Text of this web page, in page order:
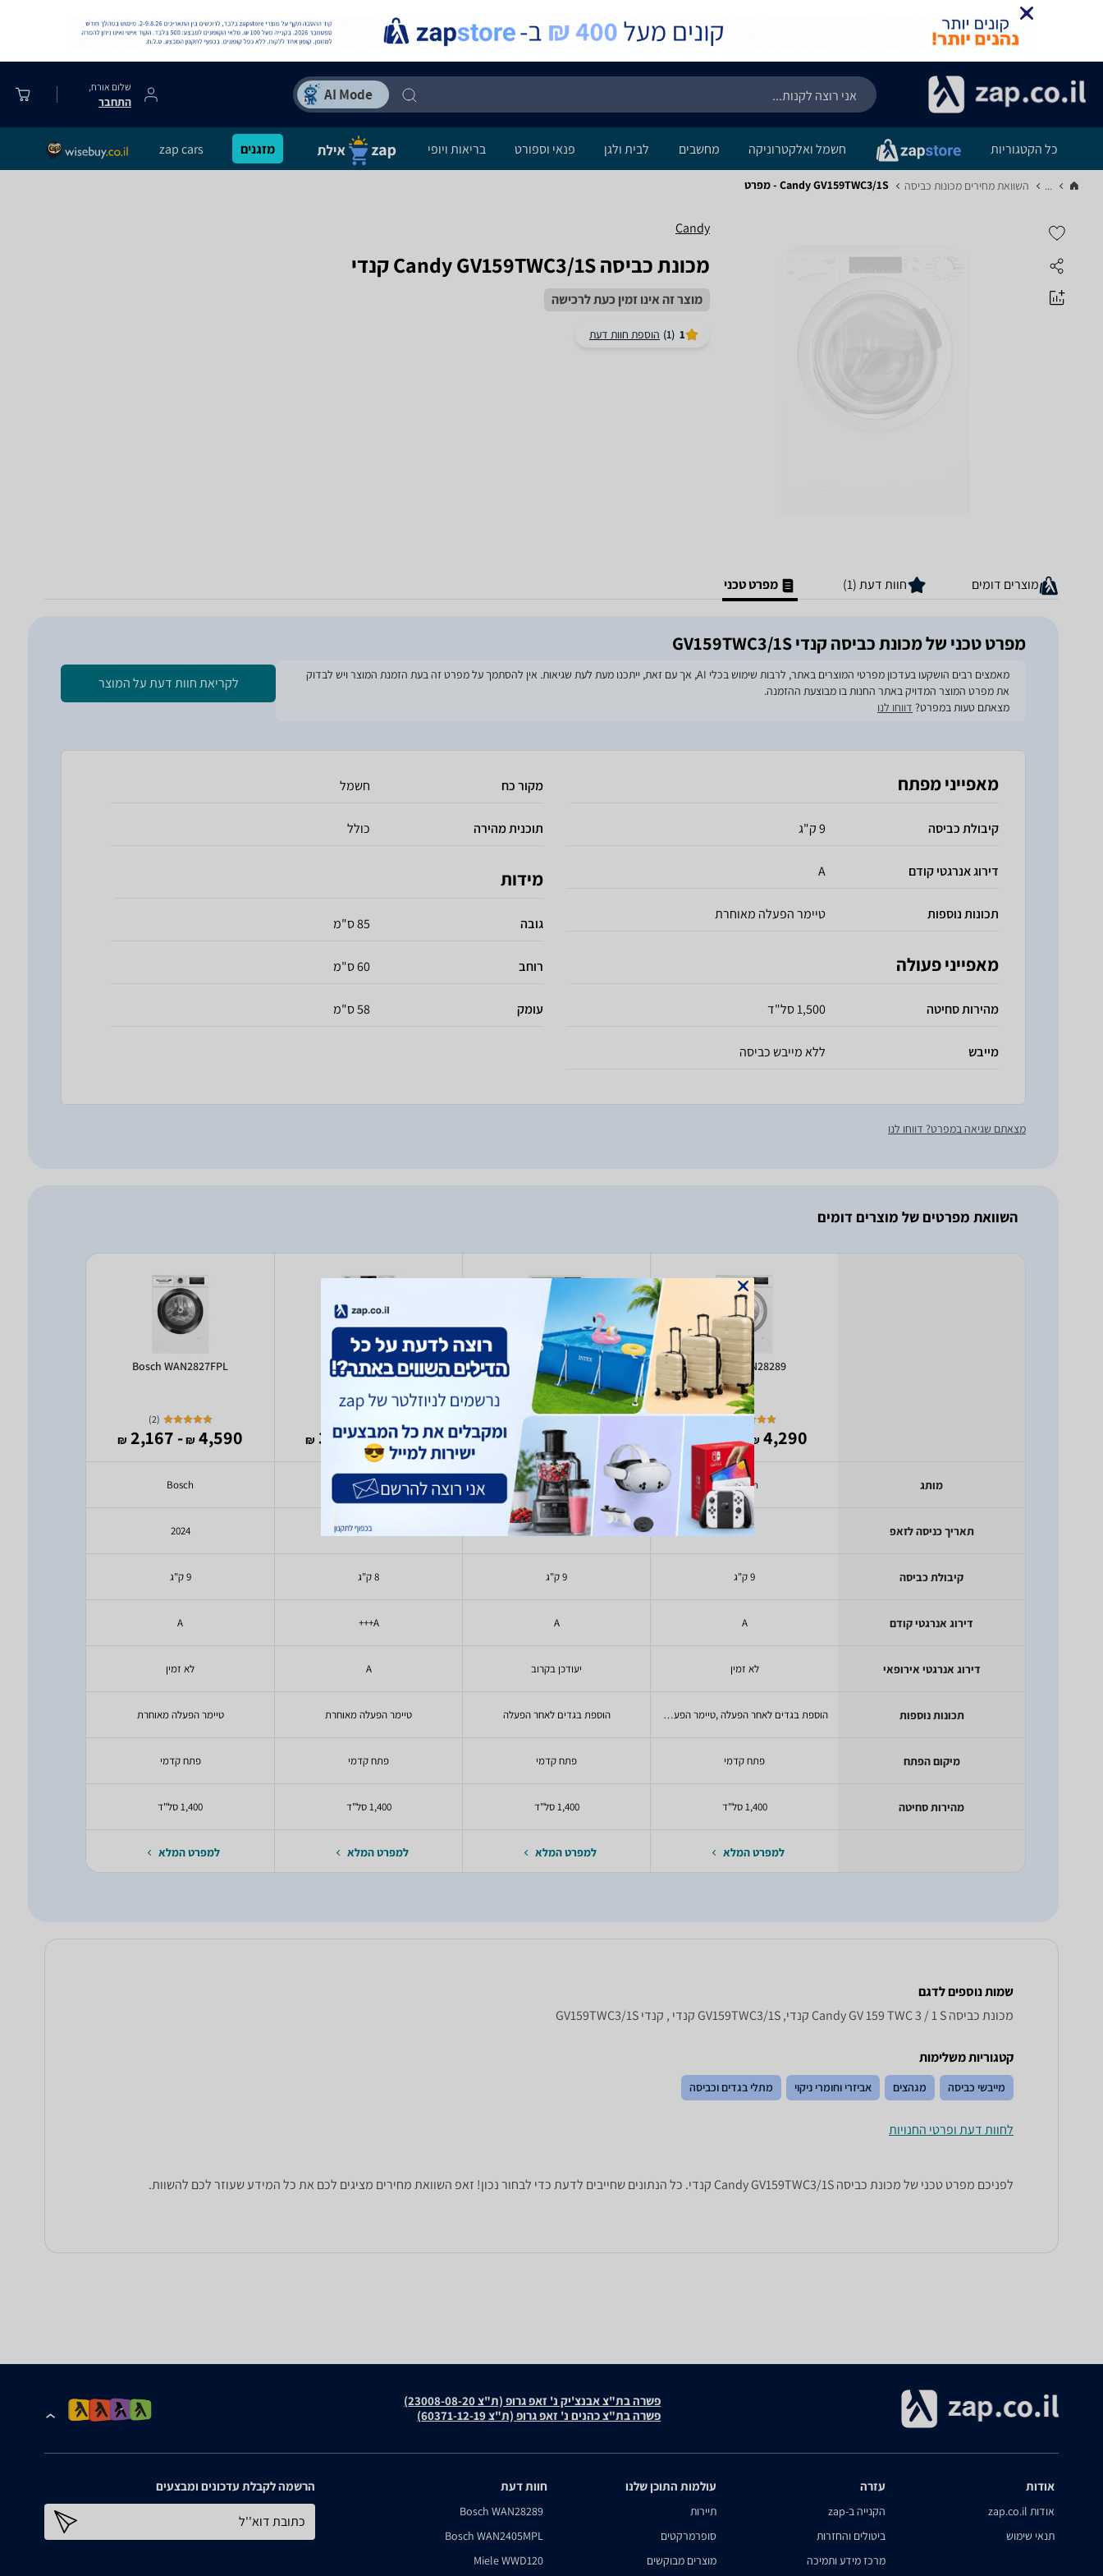
שלום אורח,
התחבר
כל הקטגוריות חשמל ואלקטרוניקה מחשבים לבית ולגן פנאי וספורט בריאות ויופי מזגנים zap cars
... השוואת מחירים מכונות כביסה‏ Candy GV159TWC3/1S - מפרט
Candy
מכונת כביסה Candy GV159TWC3/1S קנדי
מוצר זה אינו זמין כעת לרכישה
1
(1) הוספת חוות דעת
מוצרים דומים חוות דעת (1) מפרט טכני
מפרט טכני של מכונת כביסה קנדי GV159TWC3/1S
מאמצים רבים הושקעו בעדכון מפרטי המוצרים באתר, לרבות שימוש בכלי AI, אך עם זאת, ייתכנו מעת לעת שגיאות. אין להסתמך על מפרט זה בעת הזמנת המוצר ויש לבדוק
את מפרט המוצר המדויק באתר החנות בו מבוצעת ההזמנה.
מצאתם טעות במפרט? דווחו לנו
לקריאת חוות דעת על המוצר
מאפייני מפתח
קיבולת כביסה 9 ק"ג
דירוג אנרגטי קודם A
תכונות נוספות טיימר הפעלה מאוחרת
מאפייני פעולה
מהירות סחיטה 1,500 סל"ד
מייבש ללא מייבש כביסה
מקור כח חשמל
תוכנית מהירה כולל
מידות
גובה 85 ס"מ
רוחב 60 ס"מ
עומק 58 ס"מ
מצאתם שגיאה במפרט? דווחו לנו
השוואת מפרטים של מוצרים דומים
מותג
תאריך כניסה לזאפ
קיבולת כביסה
דירוג אנרגטי קודם
דירוג אנרגטי אירופאי
תכונות נוספות
מיקום הפתח
מהירות סחיטה
Bosch WAN28289
(
1
)
4,290
₪
- 1,887
Bosch
2024
9 ק"ג
A
לא זמין
הוספת בגדים לאחר הפעלה ,טיימר הפעלה מאוחרת
פתח קדמי
1,400 סל"ד
למפרט המלא
Bosch WGG24404IL
4,990
₪
- 2,435
₪
Bosch
2024
9 ק"ג
A
יעודכן בקרוב
הוספת בגדים לאחר הפעלה
פתח קדמי
1,400 סל"ד
למפרט המלא
Miele WWD120
6,990
₪
- 3,390
₪
Miele
עד 2021
8 ק"ג
A+++
A
טיימר הפעלה מאוחרת
פתח קדמי
1,400 סל"ד
למפרט המלא
Bosch WAN2827FPL
(
2
)
4,590
₪
- 2,167
₪
Bosch
2024
9 ק"ג
A
לא זמין
טיימר הפעלה מאוחרת
פתח קדמי
1,400 סל"ד
למפרט המלא
שמות נוספים לדגם
מכונת כביסה Candy GV 159 TWC 3 / 1 S קנדי, GV159TWC3/1S קנדי , קנדי GV159TWC3/1S
קטגוריות משלימות
מייבשי כביסה מגהצים אביזרי וחומרי ניקוי מתלי בגדים וכביסה
לחוות דעת ופרטי החנויות
לפניכם מפרט טכני של מכונת כביסה Candy GV159TWC3/1S קנדי. כל הנתונים שחייבים לדעת כדי לבחור נכון! זאפ השוואת מחירים מציגים לכם את כל המידע שעוזר לכם להשוות.
פשרה בת"צ אבנצ'יק נ' זאפ גרופ (ת"צ 23008-08-20)
פשרה בת"צ כהנים נ' זאפ גרופ (ת"צ 60371-12-19)
אודות
אודות zap.co.il
תנאי שימוש
עזרה
הקנייה ב-zap
ביטולים והחזרות
מרכז מידע ותמיכה
עולמות התוכן שלנו
תיירות
סופרמרקטים
מוצרים מבוקשים
חוות דעת
Bosch WAN28289
Bosch WAN2405MPL
Miele WWD120
הרשמה לקבלת עדכונים ומבצעים
כתובת דוא''ל